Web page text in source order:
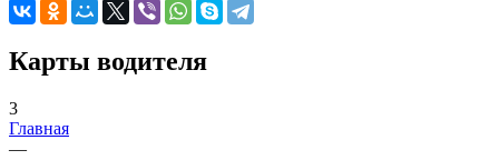
Карты водителя
3
Главная
—